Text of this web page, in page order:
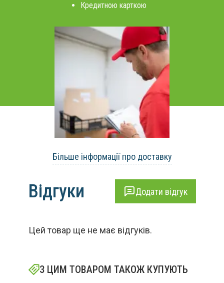
Кредитною карткою
Більше інформації про доставку
Відгуки Додати відгук
Цей товар ще не має відгуків.
З ЦИМ ТОВАРОМ ТАКОЖ КУПУЮТЬ